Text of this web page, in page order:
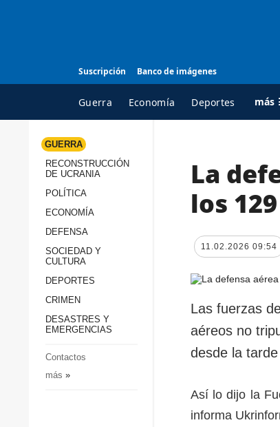
Suscripción Banco de imágenes
Guerra Economía Deportes más
TODAS LAS
Sociedad y Cultura
Desastres y emergencias
GUERRA
RECONSTRUCCIÓN
DE UCRANIA
POLÍTICA
ECONOMÍA
DEFENSA
SOCIEDAD Y
CULTURA
DEPORTES
CRIMEN
DESASTRES Y
EMERGENCIAS
Contactos
más »
La
los
11.02.2026 09:54
Las fuerzas
aéreos no
desde la
Así lo dijo la
informa